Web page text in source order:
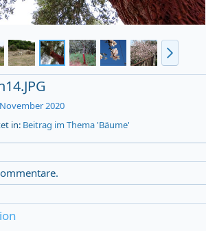
2020
in: Beitrag im Thema 'Bäume'